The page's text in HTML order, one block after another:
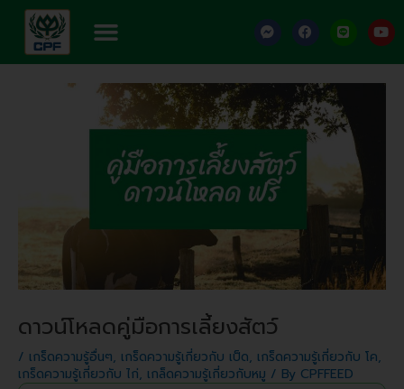
content
Menu F
a
e
b
o
o
k
-
e
s
s
e
g
F
a
e
b
o
o
k
L
i
e
Y
o
u
t
u
ดาวน์โหลดคู่มือการเลี้ยงสัตว์
/ เกร็ดความรู้อื่นๆ, เกร็ดความรู้เกี่ยวกับ เป็ด, เกร็ดความรู้เกี่ยวกับ โค,
เกร็ดความรู้เกี่ยวกับ ไก่, เกล็ดความรู้เกี่ยวกับหมู / By CPFFEED